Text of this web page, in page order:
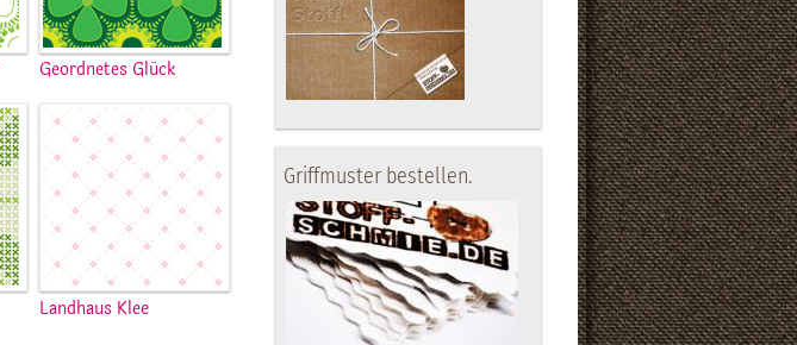
Geordnetes Glück
Landhaus Klee
Griffmuster bestellen.